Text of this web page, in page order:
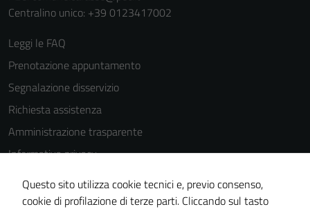
Centralino unico: +39 0123417002
Leggi le FAQ
Prenotazione appuntamento
Segnalazione disservizio
Richiesta assistenza
Amministrazione trasparente
Informativa privacy
Cookie Policy
Note legali
Questo sito utilizza cookie tecnici e, previo consenso,
cookie di profilazione di terze parti. Cliccando sul tasto